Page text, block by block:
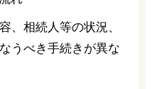
、相続人等の状況、
うべき手続きが異な